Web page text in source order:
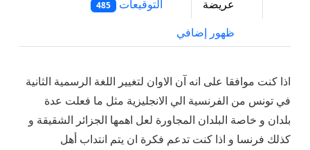
عريضة التوقيعات 485
ظهور إضافي
اذا كنت موافقا على انه آن الاوان لتغيير اللغة الرسمية الثانية
في تونس من الفرنسية الي الانجليزية مثل ما فعلت عدة
بلدان و خاصة البلدان المجاورة لعل اهمها الجزائر الشقيقة و
كذلك فرنسا و اذا كنت تدعم فكرة ان يتم انتداب أهل